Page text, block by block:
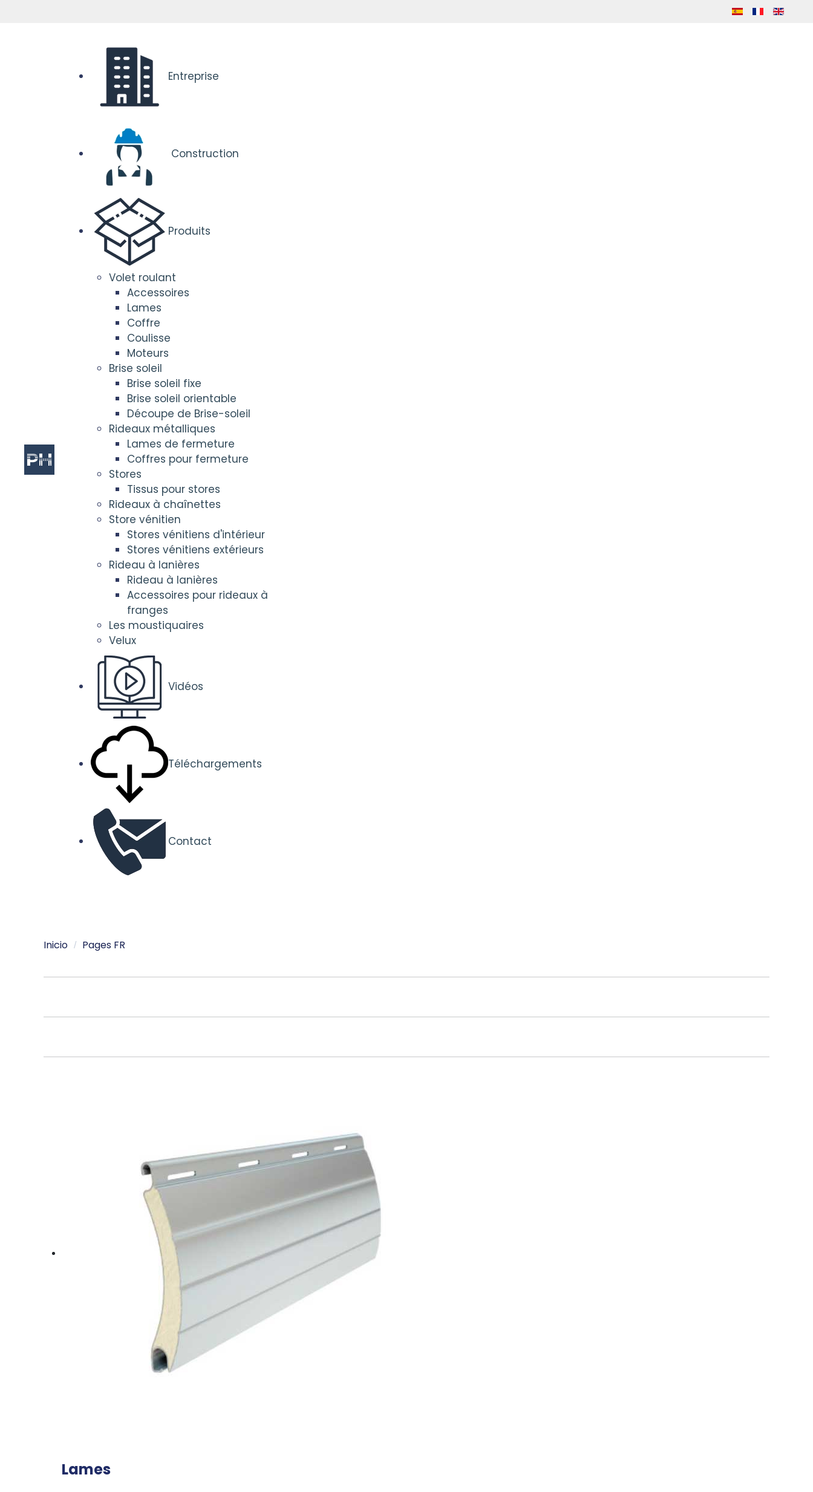
Entreprise
Construction
Produits
Volet roulant
Accessoires
Lames
Coffre
Coulisse
Moteurs
Brise soleil
Brise soleil fixe
Brise soleil orientable
Découpe de Brise-soleil
Rideaux métalliques
Lames de fermeture
Coffres pour fermeture
Stores
Tissus pour stores
Rideaux à chaînettes
Store vénitien
Stores vénitiens d'intérieur
Stores vénitiens extérieurs
Rideau à lanières
Rideau à lanières
Accessoires pour rideaux à
franges
Les moustiquaires
Velux
Vidéos
Téléchargements
Contact
Inicio Pages FR
Lames